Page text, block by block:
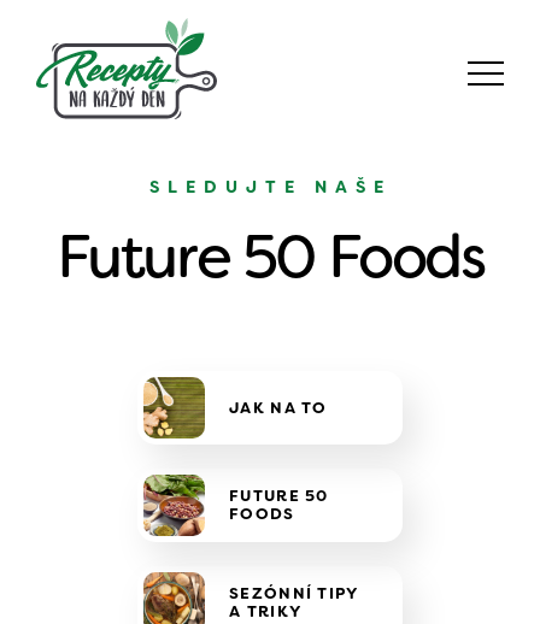
SLEDUJTE NAŠE
Future 50 Foods
JAK NA TO
FUTURE 50
FOODS
SEZÓNNÍ TIPY
A TRIKY